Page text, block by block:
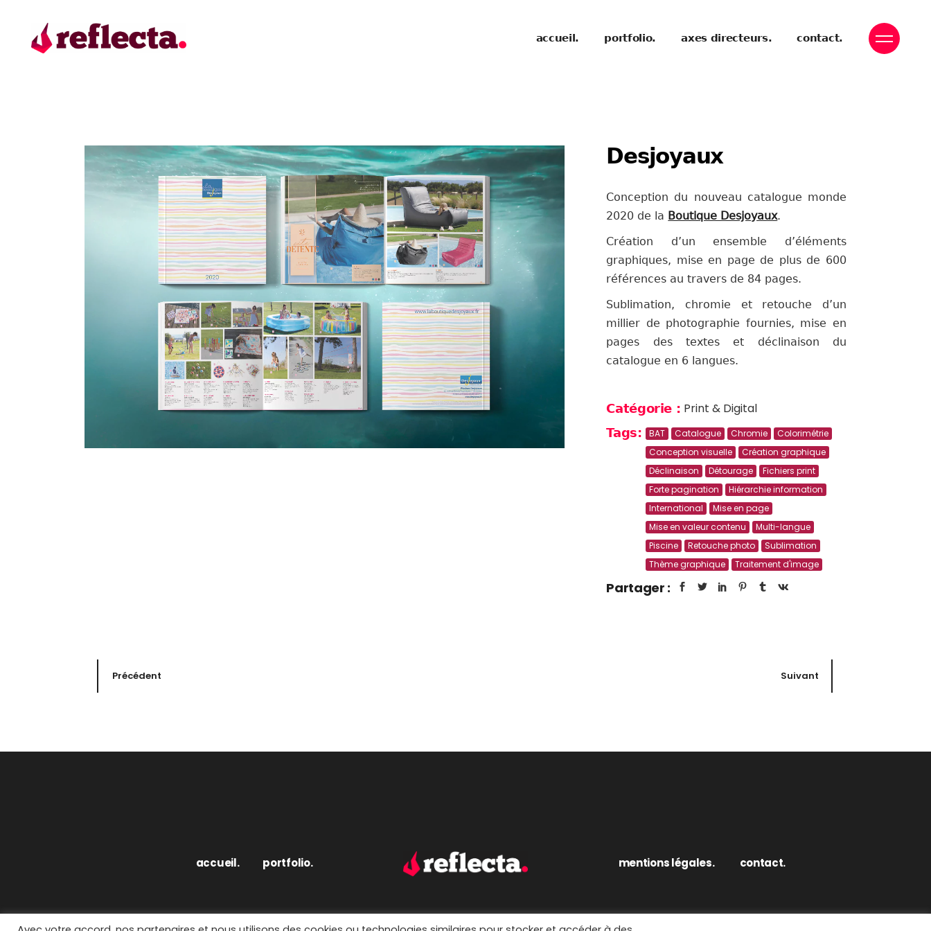
accueil. portfolio. axes directeurs. contact.
Desjoyaux
Conception du nouveau catalogue monde
2020 de la Boutique Desjoyaux.
Création d’un ensemble d’éléments
graphiques, mise en page de plus de 600
références au travers de 84 pages.
Sublimation, chromie et retouche d’un
millier de photographie fournies, mise en
pages des textes et déclinaison du
catalogue en 6 langues.
Catégorie : Print & Digital
Tags: BAT Catalogue Chromie
Colorimétrie
Conception visuelle
Création graphique
Déclinaison
Détourage
Fichiers print
Forte pagination
Hiérarchie information
International
Mise en page
Mise en valeur contenu
Multi-langue
Piscine
Retouche photo
Sublimation
Thème graphique
Traitement d'image
Partager :
Précédent Suivant
accueil. portfolio. mentions légales. contact.